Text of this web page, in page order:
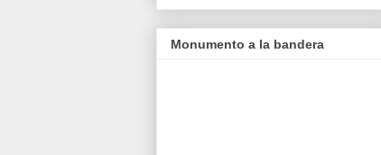
Monumento a la bandera